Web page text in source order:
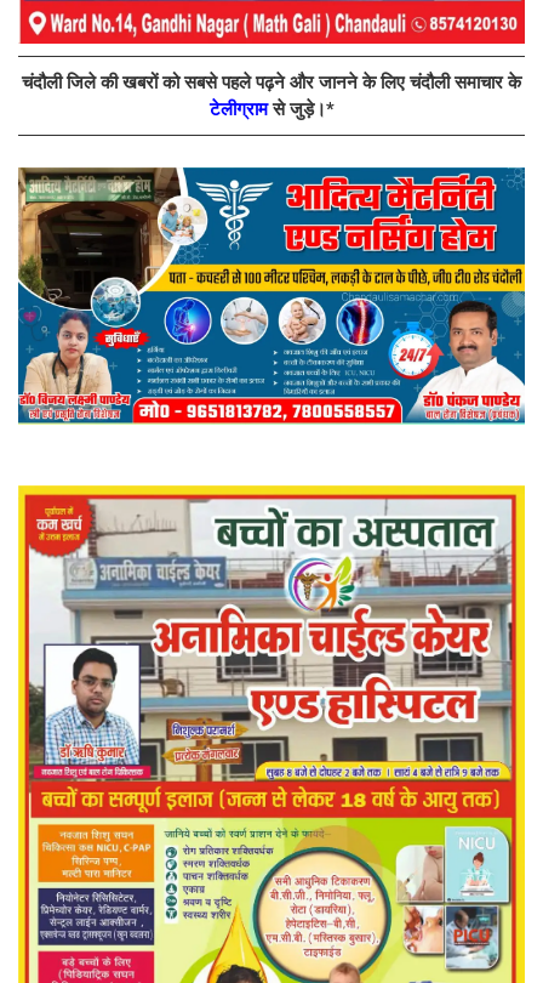
चंदौली जिले की खबरों को सबसे पहले पढ़ने और जानने के लिए चंदौली समाचार के
टेलीग्रामसे जुड़े।*